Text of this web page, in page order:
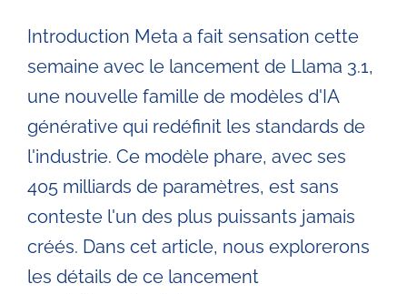
Introduction Meta a fait sensation cette
semaine avec le lancement de Llama 3.1,
une nouvelle famille de modèles d'IA
générative qui redéfinit les standards de
l'industrie. Ce modèle phare, avec ses
405 milliards de paramètres, est sans
conteste l'un des plus puissants jamais
créés. Dans cet article, nous explorerons
les détails de ce lancement